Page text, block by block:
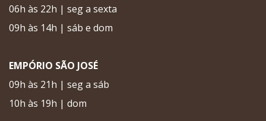
06h às 22h | seg a sexta
09h às 14h | sáb e dom
EMPÓRIO SÃO JOSÉ
09h às 21h | seg a sáb
10h às 19h | dom